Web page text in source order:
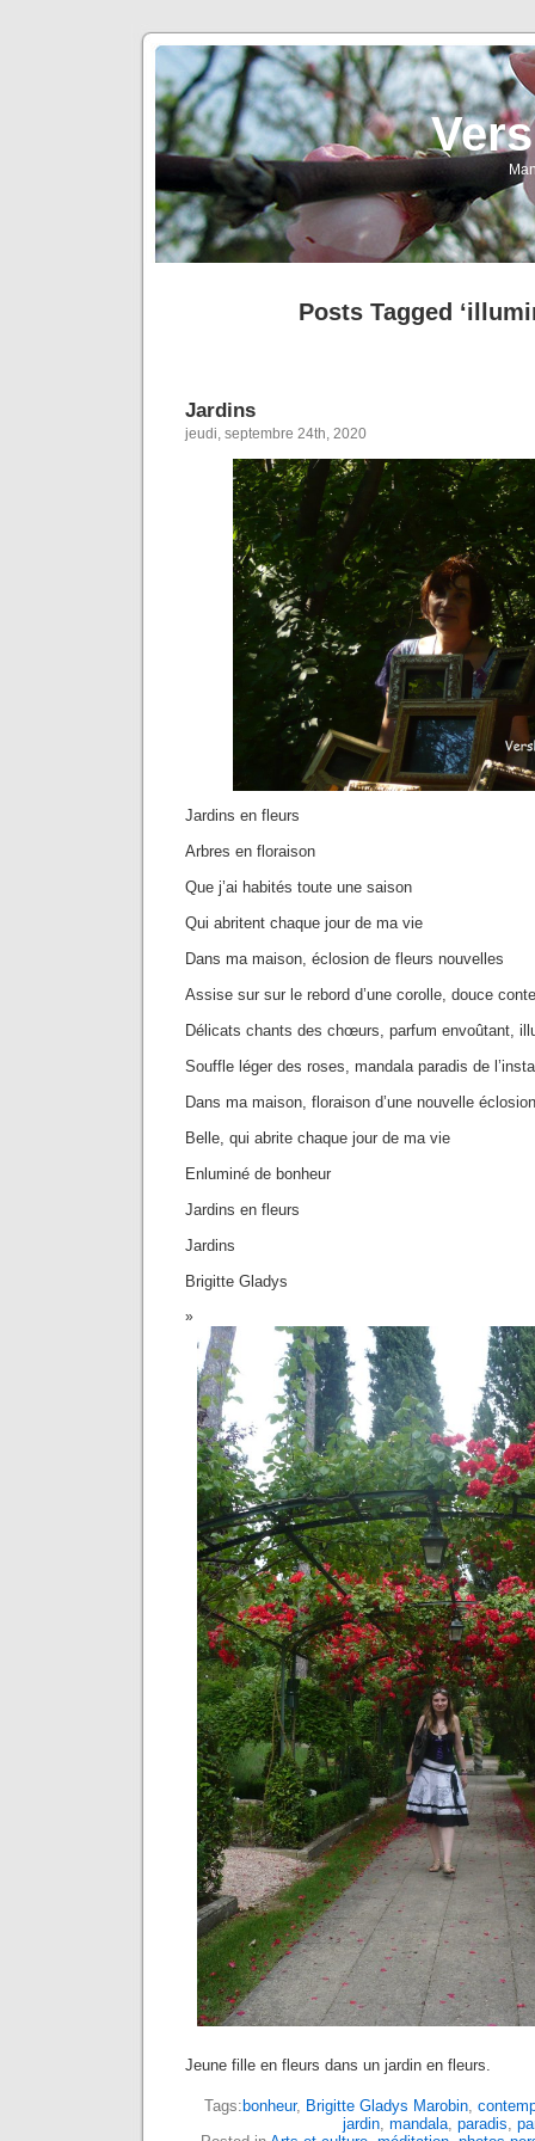
Posts Tagged
Jardins
jeudi, septembre 24th, 2020
Jardins en fleurs
Arbres en floraison
Que j’ai habités toute une saison
Qui abritent chaque jour de ma vie
Dans ma maison, éclosion de fleurs nouvelles
Assise sur sur le rebord d’une corolle, douce
Délicats chants des chœurs, parfum envoûtant,
Souffle léger des roses, mandala paradis de
Dans ma maison, floraison d’une nouvelle éclosion
Belle, qui abrite chaque jour de ma vie
Enluminé de bonheur
Jardins en fleurs
Jardins
Brigitte Gladys
Jeune fille en fleurs dans un jardin en fleurs.
Tags: bonheur, Brigitte Gladys Marobin,
jardin, mandala, paradis,